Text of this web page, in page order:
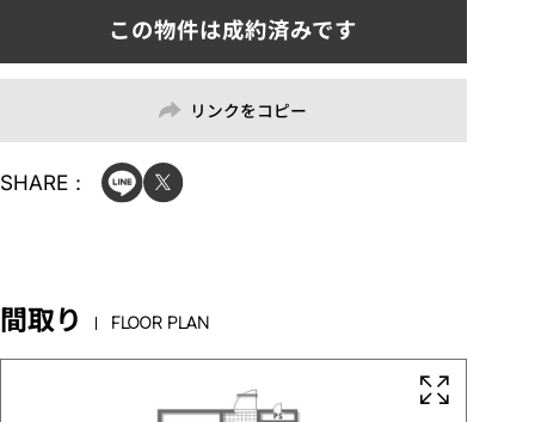
リンクをコピー
SHARE：
間取り FLOOR PLAN